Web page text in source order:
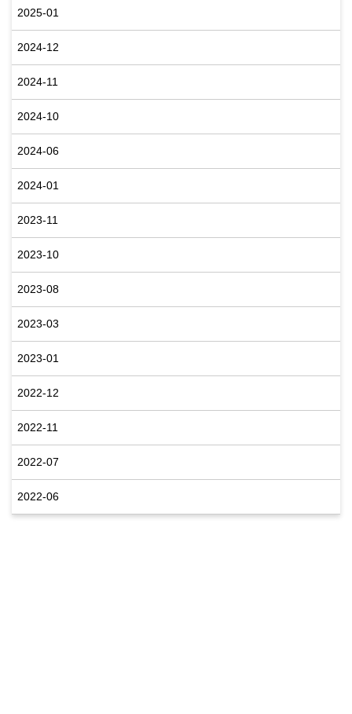
2025-01
2024-12
2024-11
2024-10
2024-06
2024-01
2023-11
2023-10
2023-08
2023-03
2023-01
2022-12
2022-11
2022-07
2022-06